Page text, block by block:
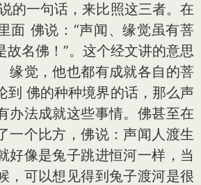
的一句话，来比照这三者。在
面 佛说：“声闻、缘觉虽有菩
故名佛！”。这个经文讲的意思
缘觉，他也都有成就各自的菩
到 佛的种种境界的话，那么声
办法成就这些事情。佛甚至在
一个比方，佛说：声闻人渡生
好像是兔子跳进恒河一样，当
，可以想见得到兔子渡河是很